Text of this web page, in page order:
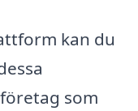
kan du
som